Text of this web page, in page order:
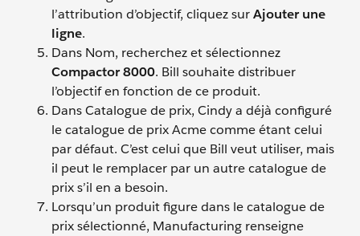
l’attribution d’objectif, cliquez surAjouter une
ligne.
Dans Nom, recherchez et sélectionnez
Compactor 8000. Bill souhaite distribuer
l’objectif en fonction de ce produit.
Dans Catalogue de prix, Cindy a déjà configuré
le catalogue de prix Acme comme étant celui
par défaut. C’est celui que Bill veut utiliser, mais
il peut le remplacer par un autre catalogue de
prix s’il en a besoin.
Lorsqu’un produit figure dans le catalogue de
prix sélectionné, Manufacturing renseigne